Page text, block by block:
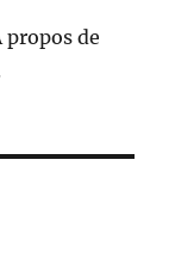
propos de